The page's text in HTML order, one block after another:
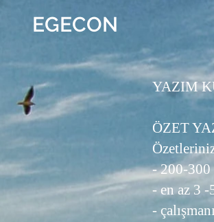
EGECON
YAZIM
ÖZET
- 200-300
- en az 3
-